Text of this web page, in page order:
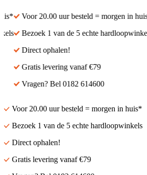
Voor 20.00 uur besteld = morgen in huis*
Bezoek 1 van de 5 echte hardloopwinkels
Direct ophalen!
Gratis levering vanaf €79
Vragen? Bel 0182 614600
Voor 20.00 uur besteld = morgen in huis*
Bezoek 1 van de 5 echte hardloopwinkels
Direct ophalen!
Gratis levering vanaf €79